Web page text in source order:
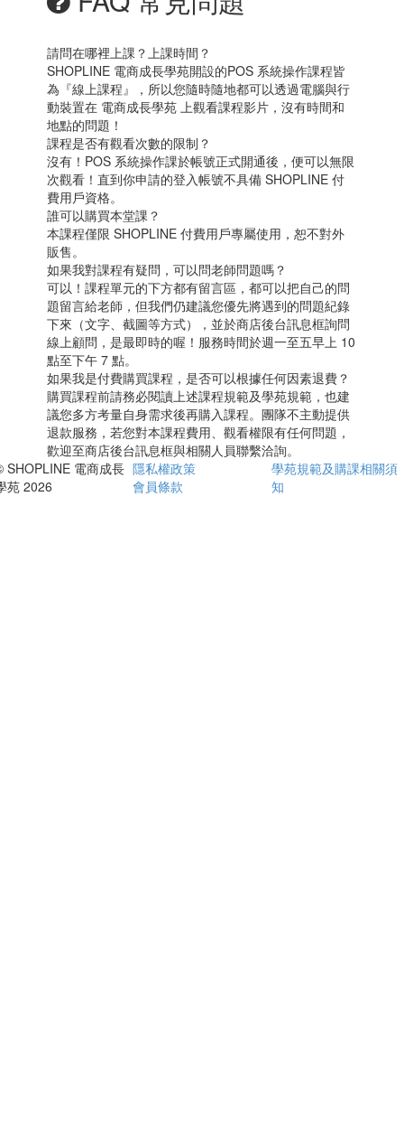
請問在哪裡上課？上課時間？
SHOPLINE 電商成長學苑開設的POS 系統操作課程皆
為『線上課程』，所以您隨時隨地都可以透過電腦與行
動裝置在 電商成長學苑 上觀看課程影片，沒有時間和
地點的問題！
課程是否有觀看次數的限制？
沒有！POS 系統操作課於帳號正式開通後，便可以無限
次觀看！直到你申請的登入帳號不具備 SHOPLINE 付
費用戶資格。
誰可以購買本堂課？
本課程僅限 SHOPLINE 付費用戶專屬使用，恕不對外
販售。
如果我對課程有疑問，可以問老師問題嗎？
可以！課程單元的下方都有留言區，都可以把自己的問
題留言給老師，但我們仍建議您優先將遇到的問題紀錄
下來（文字、截圖等方式），並於商店後台訊息框詢問
線上顧問，是最即時的喔！服務時間於週一至五早上 10
點至下午 7 點。
如果我是付費購買課程，是否可以根據任何因素退費？
購買課程前請務必閱讀上述課程規範及學苑規範，也建
議您多方考量自身需求後再購入課程。團隊不主動提供
退款服務，若您對本課程費用、觀看權限有任何問題，
歡迎至商店後台訊息框與相關人員聯繫洽詢。
SHOPLINE 電商成長
苑 2026
隱私權政策
會員條款
學苑規範及購課相關須
知